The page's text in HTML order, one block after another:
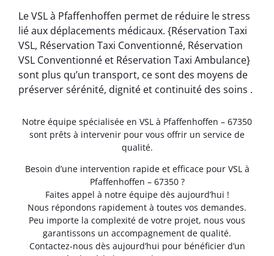
Le VSL à Pfaffenhoffen permet de réduire le stress
lié aux déplacements médicaux. {Réservation Taxi
VSL, Réservation Taxi Conventionné, Réservation
VSL Conventionné et Réservation Taxi Ambulance}
sont plus qu’un transport, ce sont des moyens de
préserver sérénité, dignité et continuité des soins .
Notre équipe spécialisée en VSL à Pfaffenhoffen – 67350
sont prêts à intervenir pour vous offrir un service de
qualité.
Besoin d’une intervention rapide et efficace pour VSL à
Pfaffenhoffen – 67350 ?
Faites appel à notre équipe dès aujourd’hui !
Nous répondons rapidement à toutes vos demandes.
Peu importe la complexité de votre projet, nous vous
garantissons un accompagnement de qualité.
Contactez-nous dès aujourd’hui pour bénéficier d’un